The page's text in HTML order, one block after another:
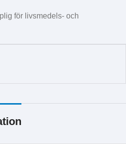
för livsmedels- och